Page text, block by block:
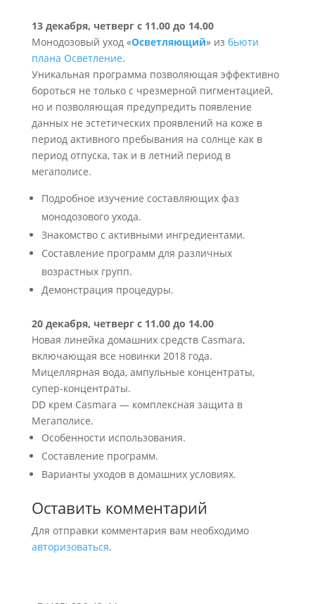
13 декабря, четверг с 11.00 до 14.00
Монодозовый уход «Осветляющий» из бьюти
плана Осветление.
Уникальная программа позволяющая эффективно
бороться не только с чрезмерной пигментацией,
но и позволяющая предупредить появление
данных не эстетических проявлений на коже в
период активного пребывания на солнце как в
период отпуска, так и в летний период в
мегаполисе.
Подробное изучение составляющих фаз
монодозового ухода.
Знакомство с активными ингредиентами.
Составление программ для различных
возрастных групп.
Демонстрация процедуры.
20 декабря, четверг с 11.00 до 14.00
Новая линейка домашних средств Casmara,
включающая все новинки 2018 года.
Мицеллярная вода, ампульные концентраты,
супер-концентраты.
DD крем Casmara — комплексная защита в
Мегаполисе.
Особенности использования.
Составление программ.
Варианты уходов в домашних условиях.
Оставить комментарий
Для отправки комментария вам необходимо
авторизоваться.